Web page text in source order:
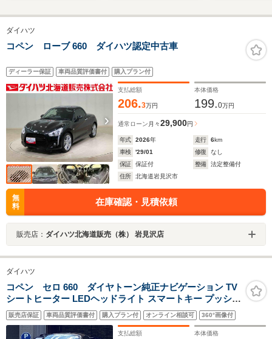
ー ドラレコ コーナ
ーセンサー スマート
キー LEDヘッド
アルミ 車線逸脱警
報 オートライト
ングストップ ESC
ンドウ 運転席エアバ
ーセンサー
正15インチ
オートハイ
イト オート
ダイハツ
コペン ローブ 660 ダイハツ認定中古車
ディーラー保証 車両品質評価書付 購入プラン付
支払総額
206.3万円
本体価格
199.0万円
通常ローン 月々29,900円
年式 2026年 走行 6km
車検
'29/01 修復
なし
保証
保証付 整備
法定整備付
住所
北海道岩見沢市
無
料
在庫確認・見積依頼
販売店： ダイハツ北海道販売（株） 岩見沢店
ダイハツ
コペン セロ 660 ダイヤトーン純正ナビゲーション TV
シートヒーター LEDヘッドライト スマートキー プッシュ
スタート 革巻きステアリング 純正アルミホイール 電動オ
ープン オートエアコン ステアリングスイッチ シー
トヒーター
販売店保証 車両品質評価書付 購入プラン付 オンライン相談可 360°画像付
支払総額 本体価格